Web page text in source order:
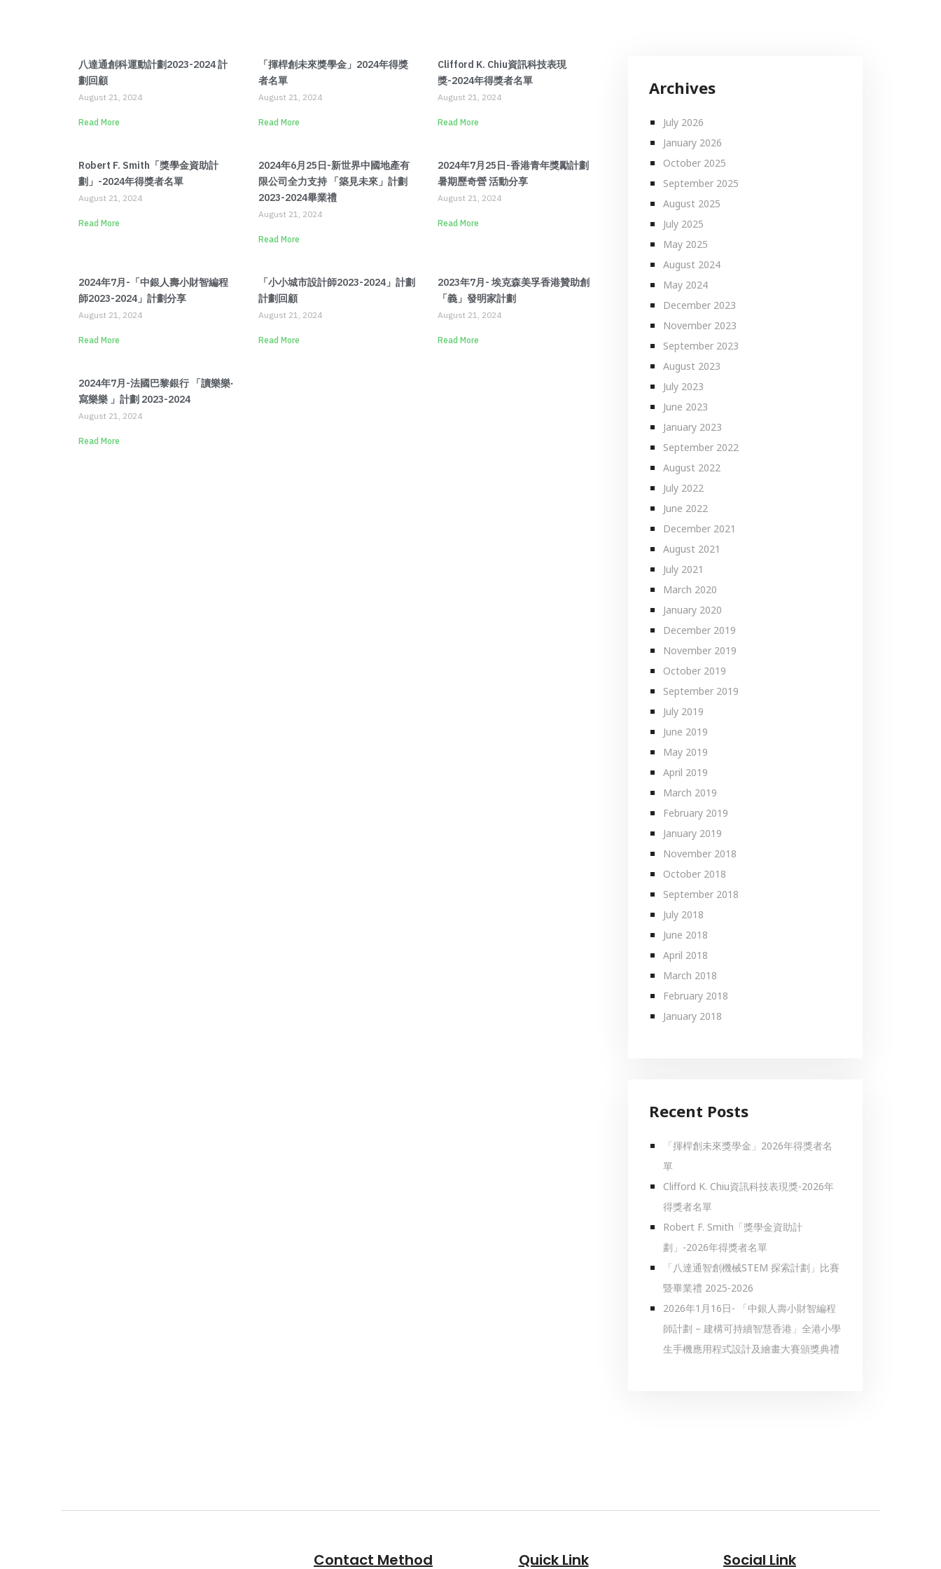
八達通創科運動計劃2023-2024 計
劃回顧
August 21, 2024
Read More
「揮桿創未來獎學金」2024年得獎
者名單
August 21, 2024
Read More
Clifford K. Chiu資訊科技表現
獎-2024年得獎者名單
August 21, 2024
Read More
Robert F. Smith「獎學金資助計
劃」-2024年得獎者名單
August 21, 2024
Read More
2024年6月25日-新世界中國地產有
限公司全力支持 「築見未來」計劃
2023-2024畢業禮
August 21, 2024
Read More
2024年7月25日-香港青年獎勵計劃
暑期歷奇營 活動分享
August 21, 2024
Read More
2024年7月-「中銀人壽小財智編程
師2023-2024」計劃分享
August 21, 2024
Read More
「小小城市設計師2023-2024」計劃
計劃回顧
August 21, 2024
Read More
2023年7月- 埃克森美孚香港贊助創
「義」發明家計劃
August 21, 2024
Read More
2024年7月-法國巴黎銀行 「讀樂樂‧
寫樂樂 」計劃 2023-2024
August 21, 2024
Read More
Archives
July 2026
January 2026
October 2025
September 2025
August 2025
July 2025
May 2025
August 2024
May 2024
December 2023
November 2023
September 2023
August 2023
July 2023
June 2023
January 2023
September 2022
August 2022
July 2022
June 2022
December 2021
August 2021
July 2021
March 2020
January 2020
December 2019
November 2019
October 2019
September 2019
July 2019
June 2019
May 2019
April 2019
March 2019
February 2019
January 2019
November 2018
October 2018
September 2018
July 2018
June 2018
April 2018
March 2018
February 2018
January 2018
Recent Posts
「揮桿創未來獎學金」2026年得獎者名
單
Clifford K. Chiu資訊科技表現獎-2026年
得獎者名單
Robert F. Smith「獎學金資助計
劃」-2026年得獎者名單
「八達通智創機械STEM 探索計劃」比賽
暨畢業禮 2025-2026
2026年1月16日- 「中銀人壽小財智編程
師計劃 – 建構可持續智慧香港」全港小學
生手機應用程式設計及繪畫大賽頒獎典禮
Contact Method Quick Link Social Link